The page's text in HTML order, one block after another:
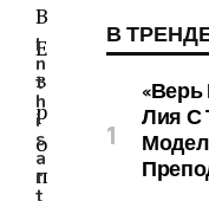
В
Е
в
р
о
п
I
n
t
h
i
s
a
r
В
«Верь
Лия С